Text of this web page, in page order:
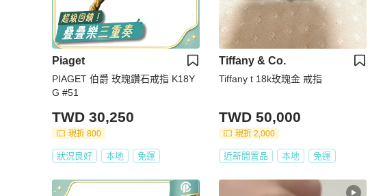
Piaget
PIAGET 伯爵 玫瑰鑽石戒指 K18Y
G #51
TWD 30,250
現折 800
狀況良好 本地 免運
Tiffany & Co.
Tiffany t 18k玫瑰金 戒指
TWD 50,000
現折 2,000
近新閒置品 本地 免運